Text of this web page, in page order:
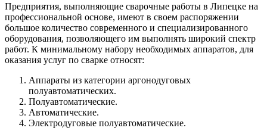
Предприятия, выполняющие сварочные работы в Липецке на
профессиональной основе, имеют в своем распоряжении
большое количество современного и специализированного
оборудования, позволяющего им выполнять широкий спектр
работ. К минимальному набору необходимых аппаратов, для
оказания услуг по сварке относят:
Аппараты из категории аргонодуговых
полуавтоматических.
Полуавтоматические.
Автоматические.
Электродуговые полуавтоматические.